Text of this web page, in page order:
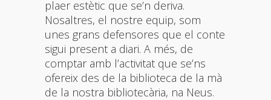
plaer estètic que se’n deriva.
Nosaltres, el nostre equip, som
unes grans defensores que el conte
sigui present a diari. A més, de
comptar amb l’activitat que se’ns
ofereix des de la biblioteca de la mà
de la nostra bibliotecària, na Neus.